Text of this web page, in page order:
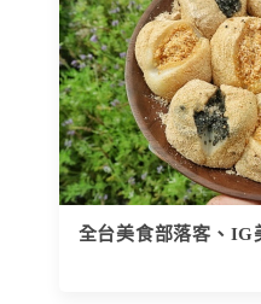
全台美食部落客、IG